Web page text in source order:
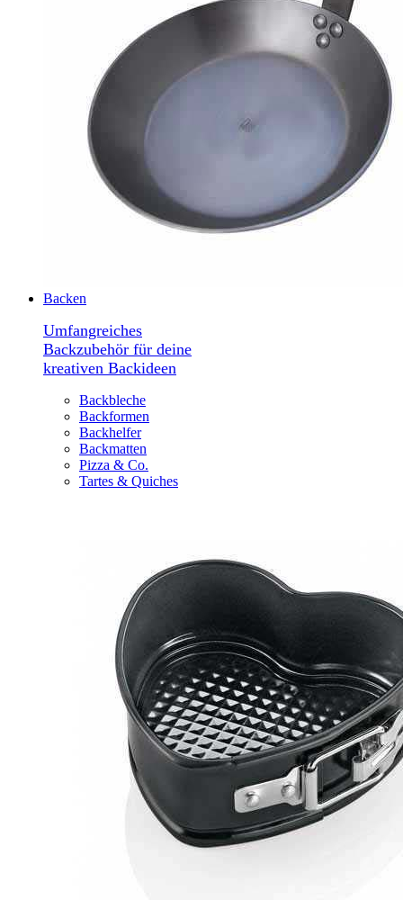
Backen
Umfangreiches
Backzubehör für deine
kreativen Backideen
Backbleche
Backformen
Backhelfer
Backmatten
Pizza & Co.
Tartes & Quiches